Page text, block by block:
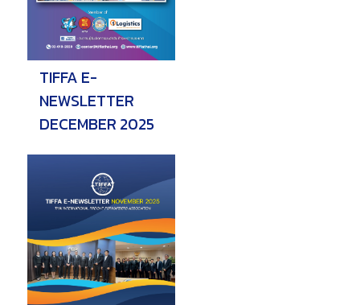
TIFFA E-
NEWSLETTER
DECEMBER 2025